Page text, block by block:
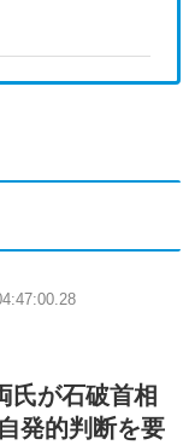
氏が石破首相
発的判断を要